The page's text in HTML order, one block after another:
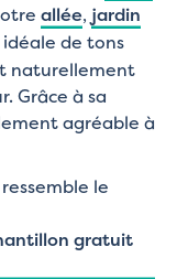
allée, jardin
de tons
naturellement
Grâce à sa
agréable à
le
gratuit